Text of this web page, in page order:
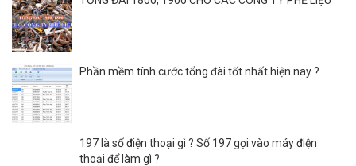
Phần mềm tính cước tổng đài tốt nhất hiện nay ?
197 là số điện thoại gì ? Số 197 gọi vào máy điện
thoại để làm gì ?